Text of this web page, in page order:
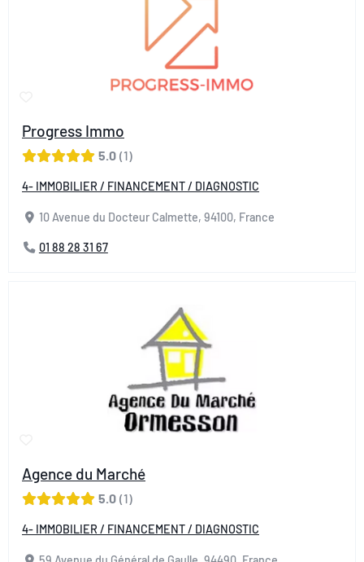
Progress Immo
5.0 1
4- IMMOBILIER / FINANCEMENT / DIAGNOSTIC
10 Avenue du Docteur Calmette, 94100, France
01 88 28 31 67
Agence du Marché
5.0 1
4- IMMOBILIER / FINANCEMENT / DIAGNOSTIC